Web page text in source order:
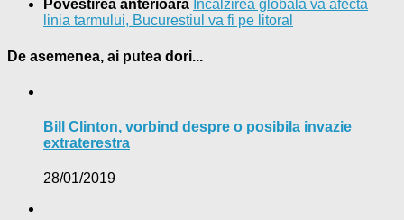
Povestirea anterioară Incalzirea globala va afecta
linia tarmului, Bucurestiul va fi pe litoral
De asemenea, ai putea dori...
Bill Clinton, vorbind despre o posibila invazie
extraterestra
28/01/2019